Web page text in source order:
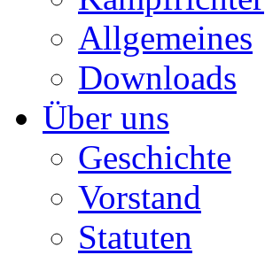
Allgemeines
Downloads
Über uns
Geschichte
Vorstand
Statuten